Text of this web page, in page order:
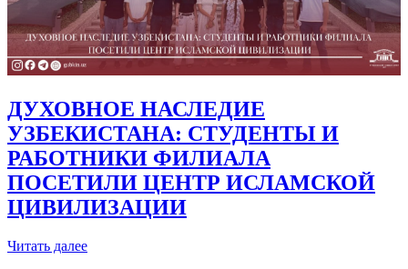
ДУХОВНОЕ НАСЛЕДИЕ
УЗБЕКИСТАНА: СТУДЕНТЫ И
РАБОТНИКИ ФИЛИАЛА
ПОСЕТИЛИ ЦЕНТР ИСЛАМСКОЙ
ЦИВИЛИЗАЦИИ
Читать далее